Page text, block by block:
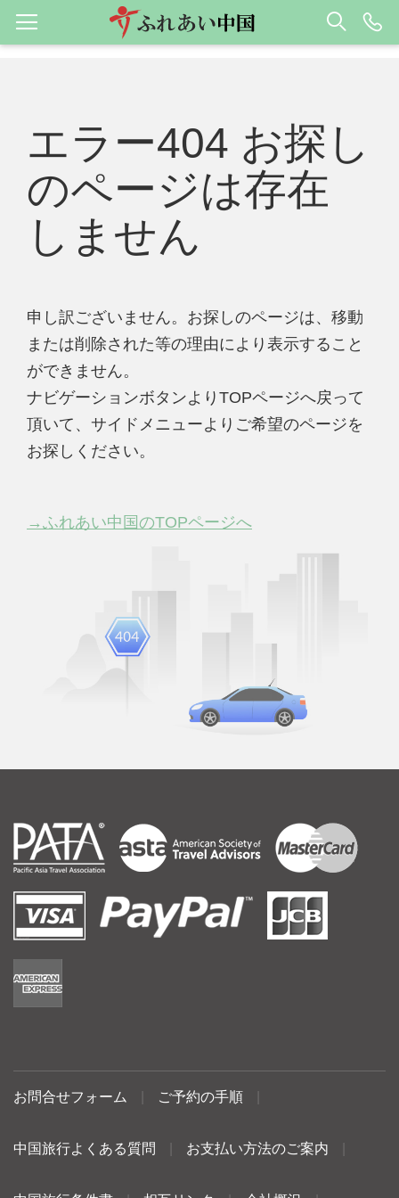
エラー404 お探し
のページは存在
しません
申し訳ございません。お探しのページは、移動
または削除された等の理由により表示すること
ができません。
ナビゲーションボタンよりTOPページへ戻って
頂いて、サイドメニューよりご希望のページを
お探しください。
→ふれあい中国のTOPページへ
お問合せフォーム ご予約の手順
中国旅行よくある質問 お支払い方法のご案内